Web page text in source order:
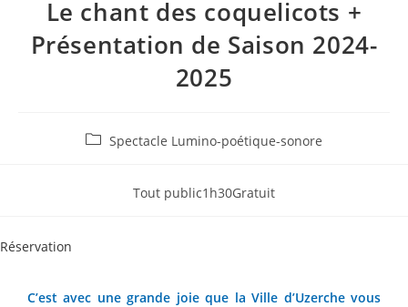
Le chant des coquelicots +
Présentation de Saison 2024-
2025
Spectacle Lumino-poétique-sonore
Tout public1h30Gratuit
Réservation
C’est avec une grande joie que la Ville d’Uzerche vous